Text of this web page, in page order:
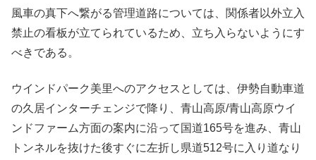
風車の真下へ繋がる管理道路については、関係者以外立入
禁止の看板が立てられているため、立ち入らないようにす
べきである。
ウインドパーク美里へのアクセスとしては、伊勢自動車道
の久居インターチェンジで降り、青山高原/青山高原ウイ
ンドファーム方面の案内に沿って国道165号を進み、青山
トンネルを抜けた後すぐに左折し県道512号に入り道なり